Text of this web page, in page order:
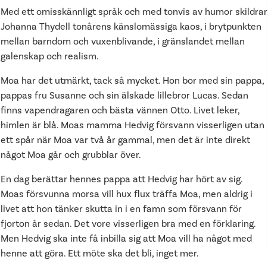
Med ett omisskännligt språk och med tonvis av humor skildrar
Johanna Thydell tonårens känslomässiga kaos, i brytpunkten
mellan barndom och vuxenblivande, i gränslandet mellan
galenskap och realism.
Moa har det utmärkt, tack så mycket. Hon bor med sin pappa,
pappas fru Susanne och sin älskade lillebror Lucas. Sedan
finns vapendragaren och bästa vännen Otto. Livet leker,
himlen är blå. Moas mamma Hedvig försvann visserligen utan
ett spår när Moa var två år gammal, men det är inte direkt
något Moa går och grubblar över.
En dag berättar hennes pappa att Hedvig har hört av sig.
Moas försvunna morsa vill hux flux träffa Moa, men aldrig i
livet att hon tänker skutta in i en famn som försvann för
fjorton år sedan. Det vore visserligen bra med en förklaring.
Men Hedvig ska inte få inbilla sig att Moa vill ha något med
henne att göra. Ett möte ska det bli, inget mer.